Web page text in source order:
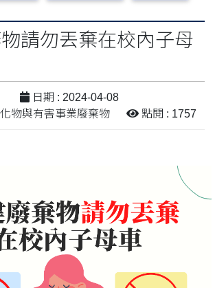
請勿丟棄在校內子母
日期 : 2024-04-08
物與有害事業廢棄物
點閱 : 1757